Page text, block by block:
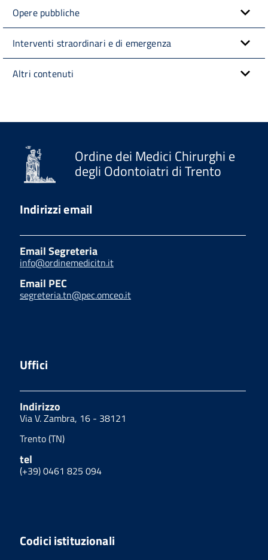
Opere pubbliche
Interventi straordinari e di emergenza
Altri contenuti
Ordine dei Medici Chirurghi e
degli Odontoiatri di Trento
Indirizzi email
Email Segreteria
info@ordinemedicitn.it
Email PEC
segreteria.tn@pec.omceo.it
Uffici
Indirizzo
Via V. Zambra, 16 - 38121
Trento (TN)
tel
(+39) 0461 825 094
Codici istituzionali